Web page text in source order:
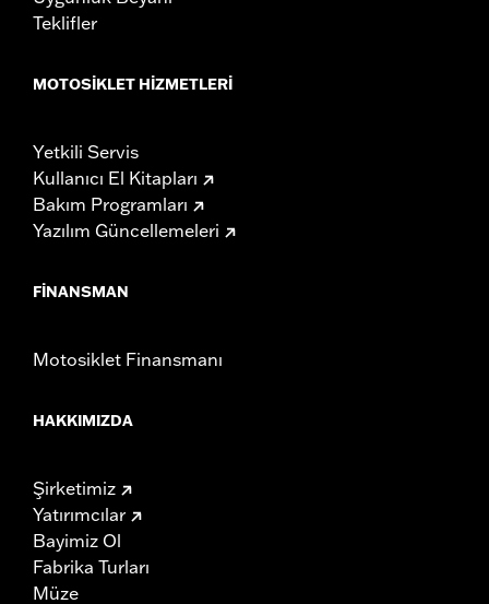
Teklifler
MOTOSIKLET HIZMETLERI
Yetkili Servis
Kullanıcı El Kitapları
Bakım Programları
Yazılım Güncellemeleri
FINANSMAN
Motosiklet Finansmanı
HAKKIMIZDA
Şirketimiz
Yatırımcılar
Bayimiz Ol
Fabrika Turları
Müze